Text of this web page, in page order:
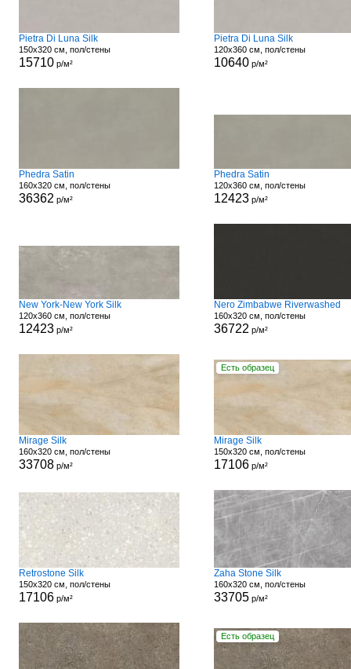
Pietra Di Luna Silk
150x320 см, пол/стены
15710р/м²
Pietra Di Luna Silk
120x360 см, пол/стены
10640р/м²
Phedra Satin
160x320 см, пол/стены
36362 р/м²
Phedra Satin
120x360 см, пол/стены
12423р/м²
New York-New York Silk
120x360 см, пол/стены
12423р/м²
Nero Zimbabwe Riverwashed
160x320 см, пол/стены
36722 р/м²
Mirage Silk
160x320 см, пол/стены
33708р/м²
Есть образец
Mirage Silk
150x320 см, пол/стены
17106р/м²
Retrostone Silk
150x320 см, пол/стены
17106р/м²
Zaha Stone Silk
160x320 см, пол/стены
33705р/м²
Есть образец